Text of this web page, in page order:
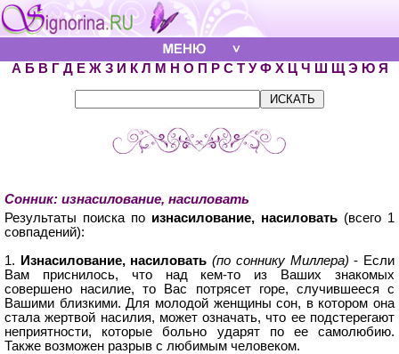
А Б В Г Д Е Ж З И К Л М Н О П Р С Т У Ф Х Ц Ч Ш Щ Э Ю Я
Сонник: изнасилование, насиловать
Результаты поиска по изнасилование, насиловать (всего 1
совпадений):
1. Изнасилование, насиловать(по соннику Миллера) - Если
Вам приснилось, что над кем-то из Ваших знакомых
совершено насилие, то Вас потрясет горе, случившееся с
Вашими близкими. Для молодой женщины сон, в котором она
стала жертвой насилия, может означать, что ее подстерегают
неприятности, которые больно ударят по ее самолюбию.
Также возможен разрыв с любимым человеком.